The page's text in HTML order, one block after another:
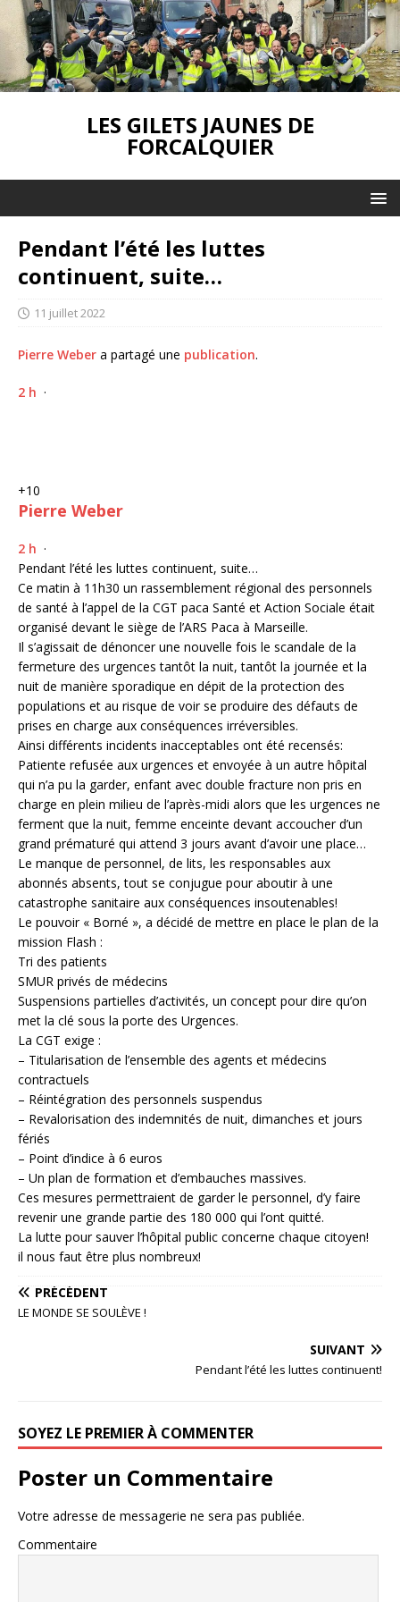
LES GILETS JAUNES DE
FORCALQUIER
Pendant l’été les luttes
continuent, suite…
11 juillet 2022
Pierre Weber a partagé une publication.
2 h ·
+10
Pierre Weber
2 h ·
Pendant l’été les luttes continuent, suite…
Ce matin à 11h30 un rassemblement régional des personnels
de santé à l’appel de la CGT paca Santé et Action Sociale était
organisé devant le siège de l’ARS Paca à Marseille.
Il s’agissait de dénoncer une nouvelle fois le scandale de la
fermeture des urgences tantôt la nuit, tantôt la journée et la
nuit de manière sporadique en dépit de la protection des
populations et au risque de voir se produire des défauts de
prises en charge aux conséquences irréversibles.
Ainsi différents incidents inacceptables ont été recensés:
Patiente refusée aux urgences et envoyée à un autre hôpital
qui n’a pu la garder, enfant avec double fracture non pris en
charge en plein milieu de l’après-midi alors que les urgences ne
ferment que la nuit, femme enceinte devant accoucher d’un
grand prématuré qui attend 3 jours avant d’avoir une place…
Le manque de personnel, de lits, les responsables aux
abonnés absents, tout se conjugue pour aboutir à une
catastrophe sanitaire aux conséquences insoutenables!
Le pouvoir « Borné », a décidé de mettre en place le plan de la
mission Flash :
Tri des patients
SMUR privés de médecins
Suspensions partielles d’activités, un concept pour dire qu’on
met la clé sous la porte des Urgences.
La CGT exige :
– Titularisation de l’ensemble des agents et médecins
contractuels
– Réintégration des personnels suspendus
– Revalorisation des indemnités de nuit, dimanches et jours
fériés
– Point d’indice à 6 euros
– Un plan de formation et d’embauches massives.
Ces mesures permettraient de garder le personnel, d’y faire
revenir une grande partie des 180 000 qui l’ont quitté.
La lutte pour sauver l’hôpital public concerne chaque citoyen!
il nous faut être plus nombreux!
PRÉCÉDENT
LE MONDE SE SOULÈVE !
SUIVANT
Pendant l’été les luttes continuent!
SOYEZ LE PREMIER À COMMENTER
Poster un Commentaire
Votre adresse de messagerie ne sera pas publiée.
Commentaire